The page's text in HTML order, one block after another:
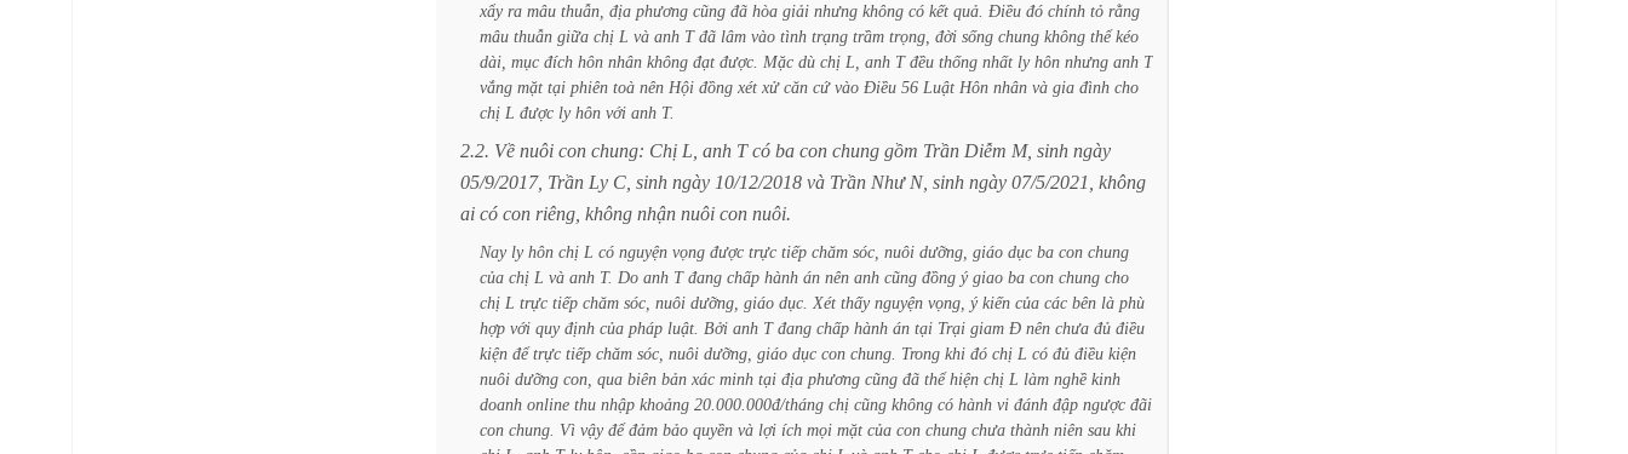
xẩy ra mâu thuẫn, địa phương cũng đã hòa giải nhưng không có kết quả. Điều đó chính tỏ rằng
mâu thuẫn giữa chị L và anh T đã lâm vào tình trạng trầm trọng, đời sống chung không thể kéo
dài, mục đích hôn nhân không đạt được. Mặc dù chị L, anh T đều thống nhất ly hôn nhưng anh T
vắng mặt tại phiên toà nên Hội đồng xét xử căn cứ vào Điều 56 Luật Hôn nhân và gia đình cho
chị L được ly hôn với anh T.
2.2. Về nuôi con chung: Chị L, anh T có ba con chung gồm Trần Diễm M, sinh ngày
05/9/2017, Trần Ly C, sinh ngày 10/12/2018 và Trần Như N, sinh ngày 07/5/2021, không
ai có con riêng, không nhận nuôi con nuôi.
Nay ly hôn chị L có nguyện vọng được trực tiếp chăm sóc, nuôi dưỡng, giáo dục ba con chung
của chị L và anh T. Do anh T đang chấp hành án nên anh cũng đồng ý giao ba con chung cho
chị L trực tiếp chăm sóc, nuôi dưỡng, giáo dục. Xét thấy nguyện vọng, ý kiến của các bên là phù
hợp với quy định của pháp luật. Bởi anh T đang chấp hành án tại Trại giam Đ nên chưa đủ điều
kiện để trực tiếp chăm sóc, nuôi dưỡng, giáo dục con chung. Trong khi đó chị L có đủ điều kiện
nuôi dưỡng con, qua biên bản xác minh tại địa phương cũng đã thể hiện chị L làm nghề kinh
doanh online thu nhập khoảng 20.000.000đ/tháng chị cũng không có hành vi đánh đập ngược đãi
con chung. Vì vậy để đảm bảo quyền và lợi ích mọi mặt của con chung chưa thành niên sau khi